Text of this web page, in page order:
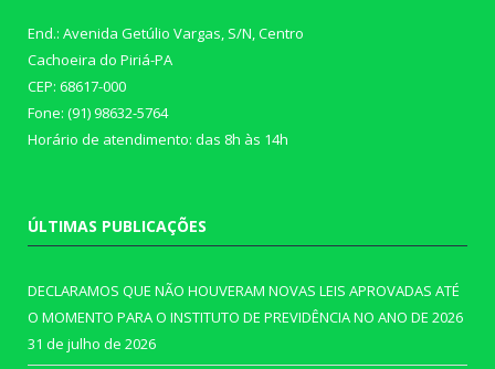
End.: Avenida Getúlio Vargas, S/N, Centro
Cachoeira do Piriá-PA
CEP: 68617-000
Fone: (91) 98632-5764
Horário de atendimento: das 8h às 14h
ÚLTIMAS PUBLICAÇÕES
DECLARAMOS QUE NÃO HOUVERAM NOVAS LEIS APROVADAS ATÉ
O MOMENTO PARA O INSTITUTO DE PREVIDÊNCIA NO ANO DE 2026
31 de julho de 2026